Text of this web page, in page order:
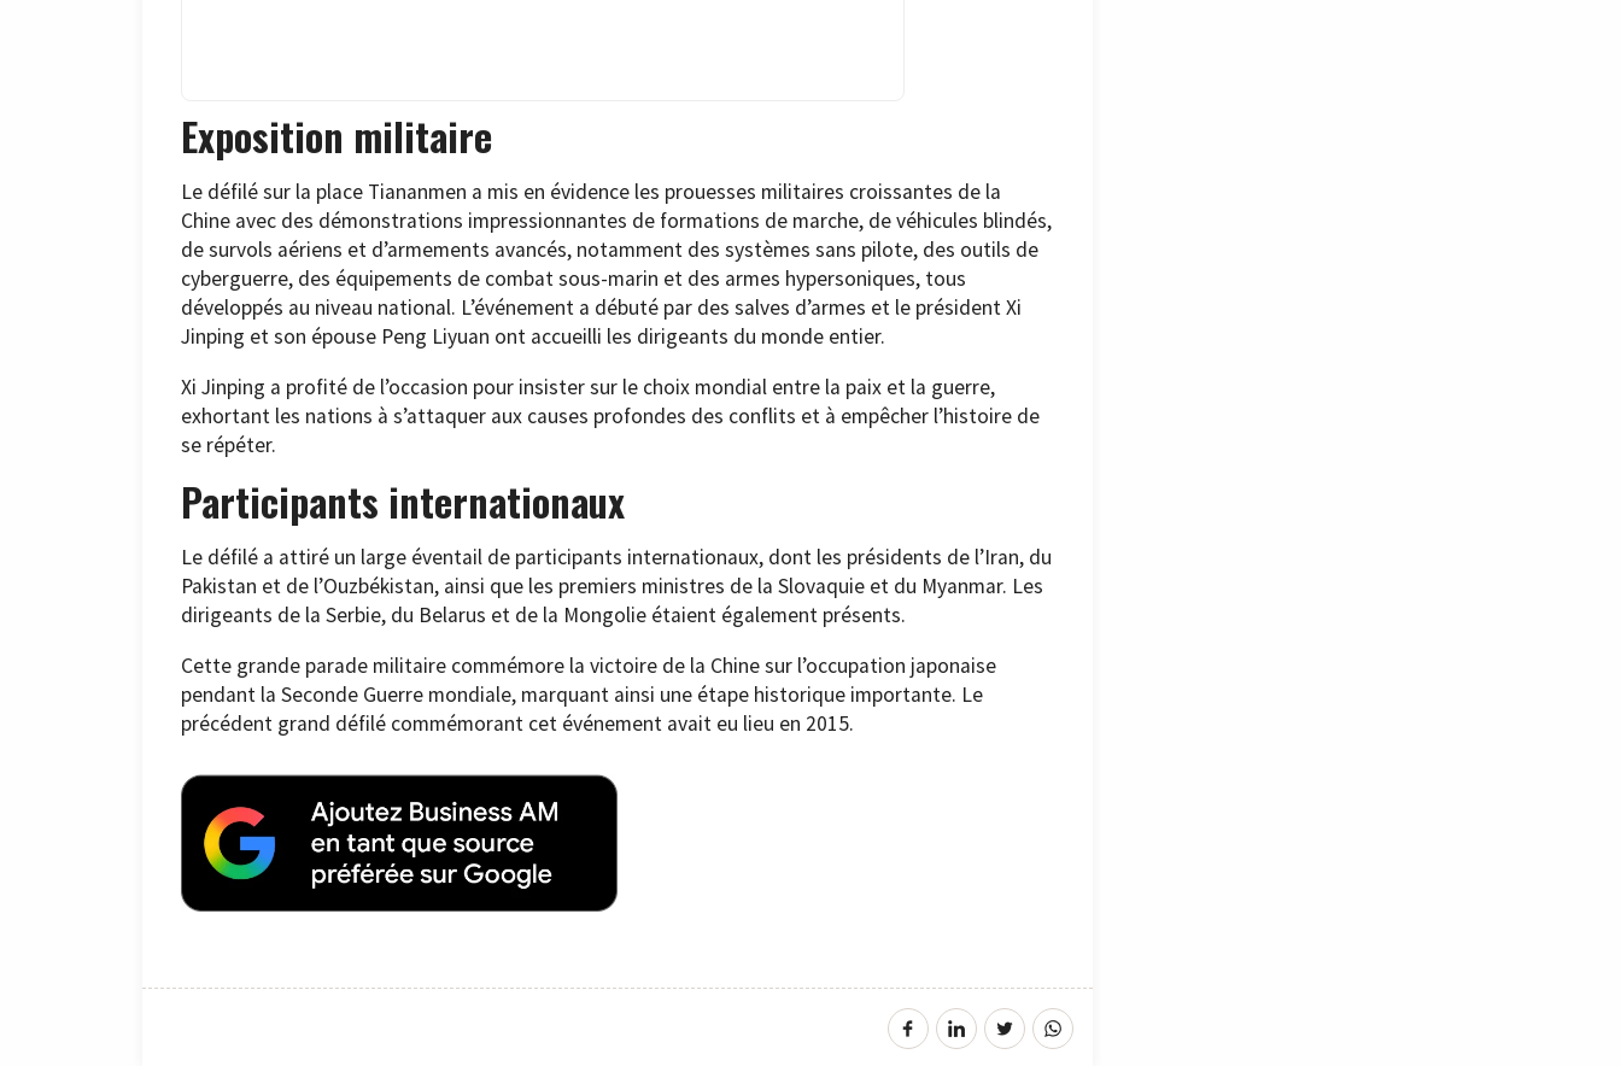
Exposition militaire
Le défilé sur la place Tiananmen a mis en évidence les prouesses militaires croissantes de la
Chine avec des démonstrations impressionnantes de formations de marche, de véhicules blindés,
de survols aériens et d’armements avancés, notamment des systèmes sans pilote, des outils de
cyberguerre, des équipements de combat sous-marin et des armes hypersoniques, tous
développés au niveau national. L’événement a débuté par des salves d’armes et le président Xi
Jinping et son épouse Peng Liyuan ont accueilli les dirigeants du monde entier.
Xi Jinping a profité de l’occasion pour insister sur le choix mondial entre la paix et la guerre,
exhortant les nations à s’attaquer aux causes profondes des conflits et à empêcher l’histoire de
se répéter.
Participants internationaux
Le défilé a attiré un large éventail de participants internationaux, dont les présidents de l’Iran, du
Pakistan et de l’Ouzbékistan, ainsi que les premiers ministres de la Slovaquie et du Myanmar. Les
dirigeants de la Serbie, du Belarus et de la Mongolie étaient également présents.
Cette grande parade militaire commémore la victoire de la Chine sur l’occupation japonaise
pendant la Seconde Guerre mondiale, marquant ainsi une étape historique importante. Le
précédent grand défilé commémorant cet événement avait eu lieu en 2015.